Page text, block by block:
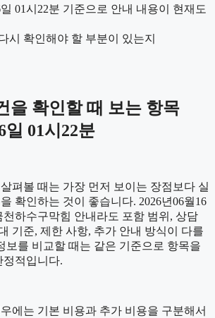
일 01시22분 기준으로 안내 내용이 현재도
시 확인해야 할 부분이 있는지
을 확인할 때 보는 항목
일 01시22분
펴볼 때는 가장 먼저 보이는 장점보다 실
확인하는 것이 좋습니다. 2026년06월16
천하수구막힘 안내라도 포함 범위, 상담
기준, 제한 사항, 추가 안내 방식이 다를
보를 비교할 때는 같은 기준으로 항목을
정적입니다.
에는 기본 비용과 추가 비용을 구분해서